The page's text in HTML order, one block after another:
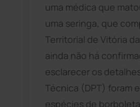
uma médica que
uma seringa, que
Territorial de Vitória
ainda não há
esclarecer os
Técnica (DPT) foram
espécies de